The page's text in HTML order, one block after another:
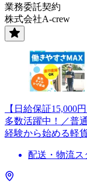
業務委託契約
株式会社A-crew
【日給保証15,000
多数活躍中！／普
経験から始める軽
配送・物流ス